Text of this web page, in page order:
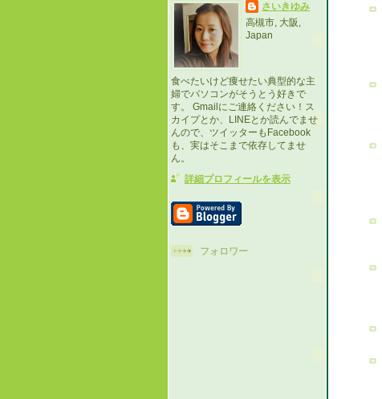
さいきゆみ
高槻市, 大阪,
Japan
食べたいけど痩せたい典型的な主
婦でパソコンがそうとう好きで
す。 Gmailにご連絡ください！ス
カイプとか、LINEとか読んでませ
んので、ツイッターもFacebook
も、実はそこまで依存してませ
ん。
詳細プロフィールを表示
フォロワー